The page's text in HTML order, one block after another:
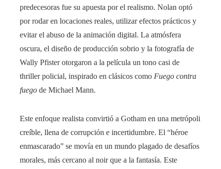
predecesoras fue su apuesta por el realismo. Nolan optó
por rodar en locaciones reales, utilizar efectos prácticos y
evitar el abuso de la animación digital. La atmósfera
oscura, el diseño de producción sobrio y la fotografía de
Wally Pfister otorgaron a la película un tono casi de
thriller policial, inspirado en clásicos como Fuego contra
fuego de Michael Mann.
Este enfoque realista convirtió a Gotham en una metrópoli
creíble, llena de corrupción e incertidumbre. El “héroe
enmascarado” se movía en un mundo plagado de desafíos
morales, más cercano al noir que a la fantasía. Este